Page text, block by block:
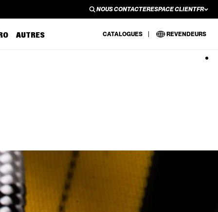
AUTRES CATALOGUES REVENDEURS
NOUS CONTACTERESPACE CLIENTFR
EN